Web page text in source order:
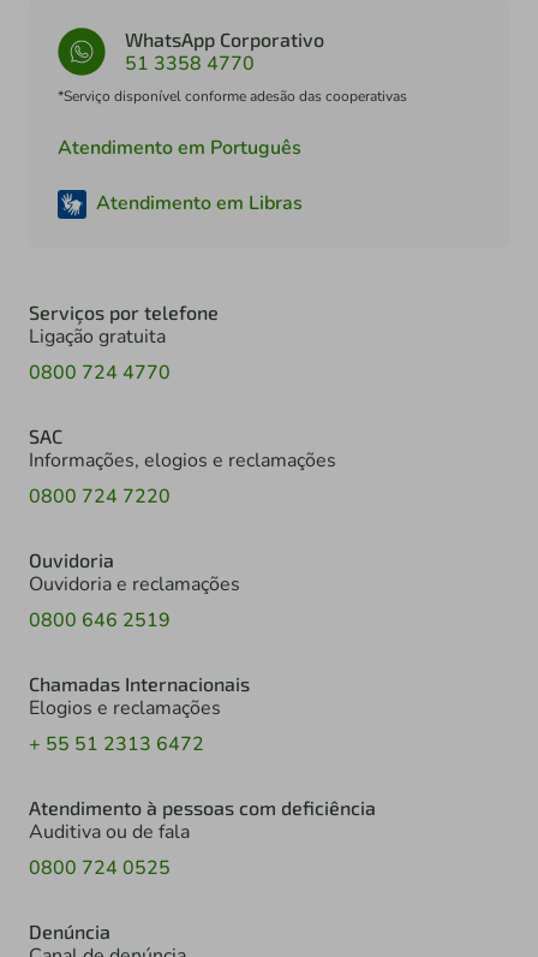
WhatsApp Corporativo
51 3358 4770
*Serviço disponível conforme adesão das cooperativas
Atendimento em Português
Atendimento em Libras
Serviços por telefone
Ligação gratuita
0800 724 4770
SAC
Informações, elogios e reclamações
0800 724 7220
Ouvidoria
Ouvidoria e reclamações
0800 646 2519
Chamadas Internacionais
Elogios e reclamações
+ 55 51 2313 6472
Atendimento à pessoas com deficiência
Auditiva ou de fala
0800 724 0525
Denúncia